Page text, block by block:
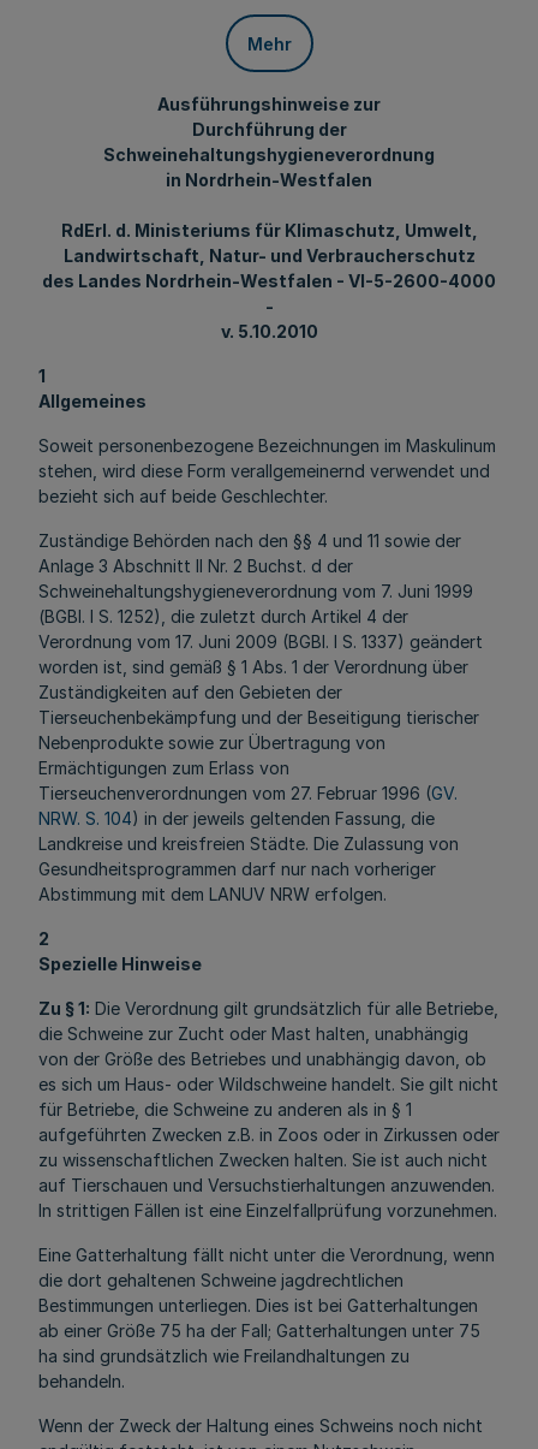
Mehr
Ausführungshinweise zur
Durchführung der
Schweinehaltungshygieneverordnung
in Nordrhein-Westfalen
RdErl. d. Ministeriums für Klimaschutz, Umwelt,
Landwirtschaft, Natur- und Verbraucherschutz
des Landes Nordrhein-Westfalen - VI-5-2600-4000
-
v. 5.10.2010
1
Allgemeines
Soweit personenbezogene Bezeichnungen im Maskulinum
stehen, wird diese Form verallgemeinernd verwendet und
bezieht sich auf beide Geschlechter.
Zuständige Behörden nach den §§ 4 und 11 sowie der
Anlage 3 Abschnitt II Nr. 2 Buchst. d der
Schweinehaltungshygieneverordnung vom 7. Juni 1999
(BGBl. I S. 1252), die zuletzt durch Artikel 4 der
Verordnung vom 17. Juni 2009 (BGBl. I S. 1337) geändert
worden ist, sind gemäß § 1 Abs. 1 der Verordnung über
Zuständigkeiten auf den Gebieten der
Tierseuchenbekämpfung und der Beseitigung tierischer
Nebenprodukte sowie zur Übertragung von
Ermächtigungen zum Erlass von
Tierseuchenverordnungen vom 27. Februar 1996 (GV.
NRW. S. 104) in der jeweils geltenden Fassung, die
Landkreise und kreisfreien Städte. Die Zulassung von
Gesundheitsprogrammen darf nur nach vorheriger
Abstimmung mit dem LANUV NRW erfolgen.
2
Spezielle Hinweise
Zu § 1: Die Verordnung gilt grundsätzlich für alle Betriebe,
die Schweine zur Zucht oder Mast halten, unabhängig
von der Größe des Betriebes und unabhängig davon, ob
es sich um Haus- oder Wildschweine handelt. Sie gilt nicht
für Betriebe, die Schweine zu anderen als in § 1
aufgeführten Zwecken z.B. in Zoos oder in Zirkussen oder
zu wissenschaftlichen Zwecken halten. Sie ist auch nicht
auf Tierschauen und Versuchstierhaltungen anzuwenden.
In strittigen Fällen ist eine Einzelfallprüfung vorzunehmen.
Eine Gatterhaltung fällt nicht unter die Verordnung, wenn
die dort gehaltenen Schweine jagdrechtlichen
Bestimmungen unterliegen. Dies ist bei Gatterhaltungen
ab einer Größe 75 ha der Fall; Gatterhaltungen unter 75
ha sind grundsätzlich wie Freilandhaltungen zu
behandeln.
Wenn der Zweck der Haltung eines Schweins noch nicht